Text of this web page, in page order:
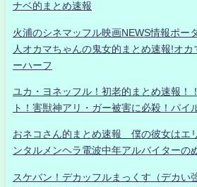
ナベ的まとめ速報
火浦のシネマッフル映画NEWS情報ポー
人オカマちゃんの鬼女的まとめ速報!オ
ーハーフ
ユカ・ヨネッフル！初老的まとめ速報！
ト！害獣神アリ・ガー被害に必殺！パイ
おネコさん的まとめ速報 僕の彼女はエ
ンタルメンヘラ電波中年アルバイターの
スケバン！デカッフルまっくす（デカい